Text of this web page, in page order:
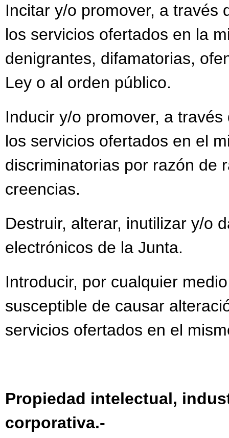
Incitar y/o promover, a través
los servicios ofertados en la
denigrantes, difamatorias,
Ley o al orden público.
Inducir y/o promover, a
los servicios ofertados en el
discriminatorias por razón de
creencias.
Destruir, alterar, inutilizar y/o
electrónicos de la Junta.
Introducir, por cualquier
susceptible de causar
servicios ofertados en el
Propiedad intelectual,
corporativa.-